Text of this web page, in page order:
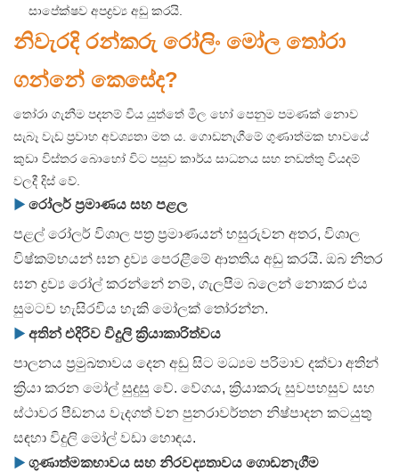
සාපේක්ෂව අපද්‍රව්‍ය අඩු කරයි.
නිවැරදි රන්කරු රෝලිං මෝල තෝරා
ගන්නේ කෙසේද?
තෝරා ගැනීම පදනම් විය යුත්තේ මිල හෝ පෙනුම පමණක් නොව
සැබෑ වැඩ ප්‍රවාහ අවශ්‍යතා මත ය. ගොඩනැගීමේ ගුණාත්මක භාවයේ
කුඩා විස්තර බොහෝ විට පසුව කාර්ය සාධනය සහ නඩත්තු වියදම්
වලදී දිස් වේ.
▶ රෝලර් ප්‍රමාණය සහ පළල
පළල් රෝලර් විශාල පත්‍ර ප්‍රමාණයන් හසුරුවන අතර, විශාල
විෂ්කම්භයන් ඝන ද්‍රව්‍ය පෙරළීමේ ආතතිය අඩු කරයි. ඔබ නිතර
ඝන ද්‍රව්‍ය රෝල් කරන්නේ නම්, ගැලපීම බලෙන් නොකර එය
සුමටව හැසිරවිය හැකි මෝලක් තෝරන්න.
▶ අතින් එදිරිව විදුලි ක්‍රියාකාරිත්වය
පාලනය ප්‍රමුඛතාවය දෙන අඩු සිට මධ්‍යම පරිමාව දක්වා අතින්
ක්‍රියා කරන මෝල් සුදුසු වේ. වේගය, ක්‍රියාකරු සුවපහසුව සහ
ස්ථාවර පීඩනය වැදගත් වන පුනරාවර්තන නිෂ්පාදන කටයුතු
සඳහා විදුලි මෝල් වඩා හොඳය.
▶ ගුණාත්මකභාවය සහ නිරවද්‍යතාවය ගොඩනැගීම